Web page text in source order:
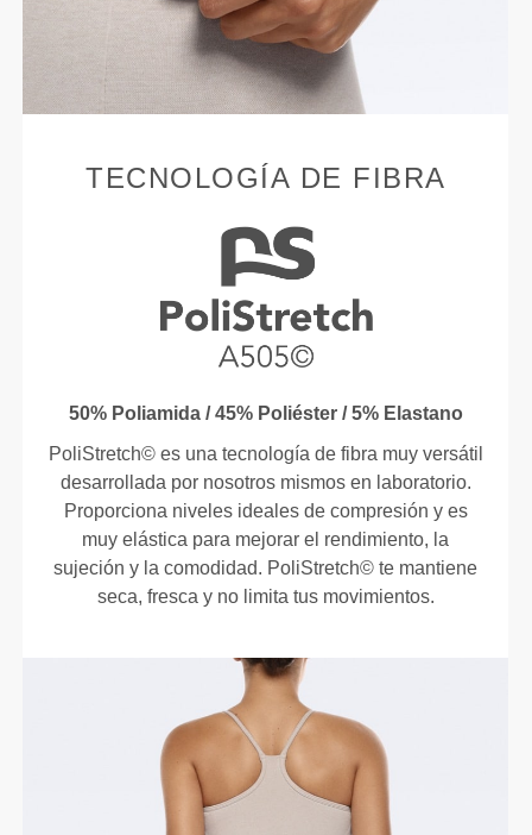
TECNOLOGÍA DE FIBRA
50% Poliamida / 45% Poliéster / 5% Elastano
PoliStretch© es una tecnología de fibra muy versátil
desarrollada por nosotros mismos en laboratorio.
Proporciona niveles ideales de compresión y es
muy elástica para mejorar el rendimiento, la
sujeción y la comodidad. PoliStretch© te mantiene
seca, fresca y no limita tus movimientos.